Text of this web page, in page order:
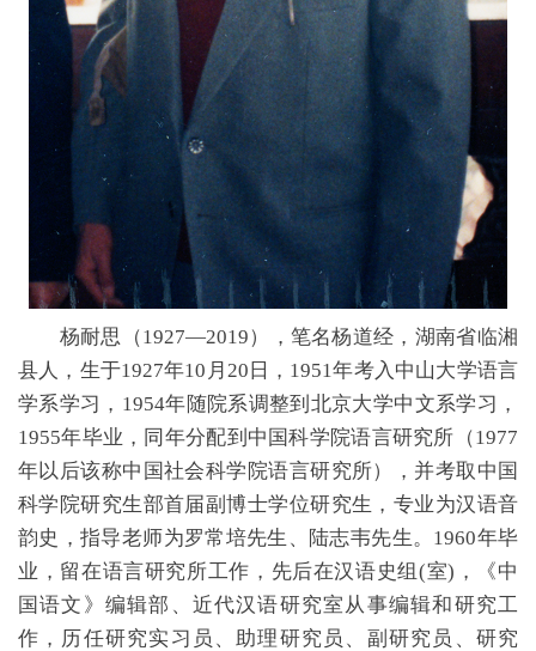
杨耐思（1927—2019），笔名杨道经，湖南省临湘
县人，生于1927年10月20日 ，1951年考入中山大学语言
学系学习，1954年随院系调整到北京大学中文系学习，
1955年毕业，同年分配到中国科学院语言研究所（1977
年以后该称中国社会科学院语言研究所），并考取中国
科学院研究生部首届副博士学位研究生，专业为汉语音
韵史，指导老师为罗常培先生、陆志韦先生。1960年毕
业，留在语言研究所工作，先后在汉语史组(室)，《中
国语文》编辑部、近代汉语研究室从事编辑和研究工
作，历任研究实习员、助理研究员、副研究员、研究